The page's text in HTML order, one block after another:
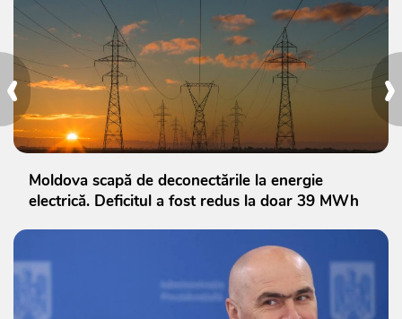
›
‹
Moldova scapă de deconectările la energie
electrică. Deficitul a fost redus la doar 39 MWh